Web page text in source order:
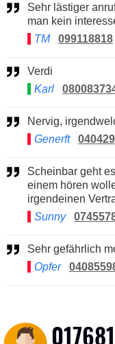
Sehr lästiger anrufer. lässt sich nicht abwimmeln, obwohl
man kein
TM
099118818
Verdi
Karl
Nervig,
Generft
Scheinbar geht es hier um gezielte Anrufe, die ein JA vom
einem hören
irgendeinen
Sunny
Sehr gefährlich
Opfer